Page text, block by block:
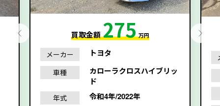
買取金額275 万円
メーカー トヨタ
車種
カローラクロスハイブリッ
ド
年式 令和4年/2022年